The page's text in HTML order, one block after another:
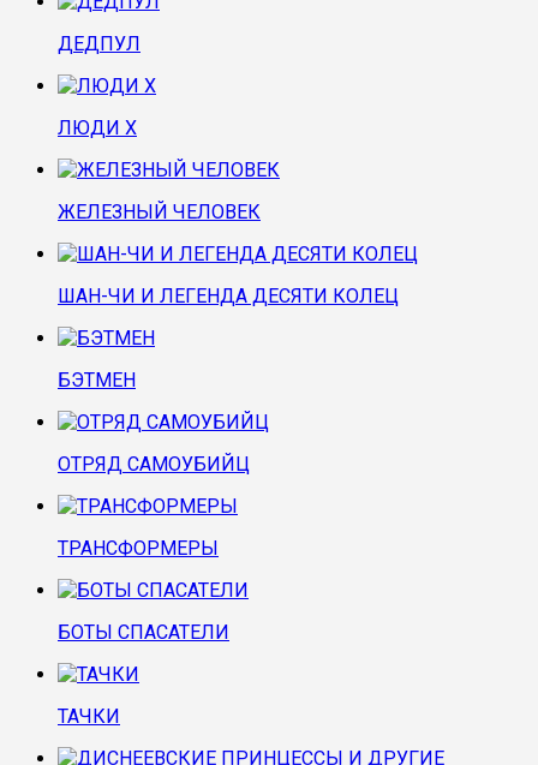
ДЕДПУЛ
ЛЮДИ Х
ЖЕЛЕЗНЫЙ ЧЕЛОВЕК
ШАН-ЧИ И ЛЕГЕНДА ДЕСЯТИ КОЛЕЦ
БЭТМЕН
ОТРЯД САМОУБИЙЦ
ТРАНСФОРМЕРЫ
БОТЫ СПАСАТЕЛИ
ТАЧКИ